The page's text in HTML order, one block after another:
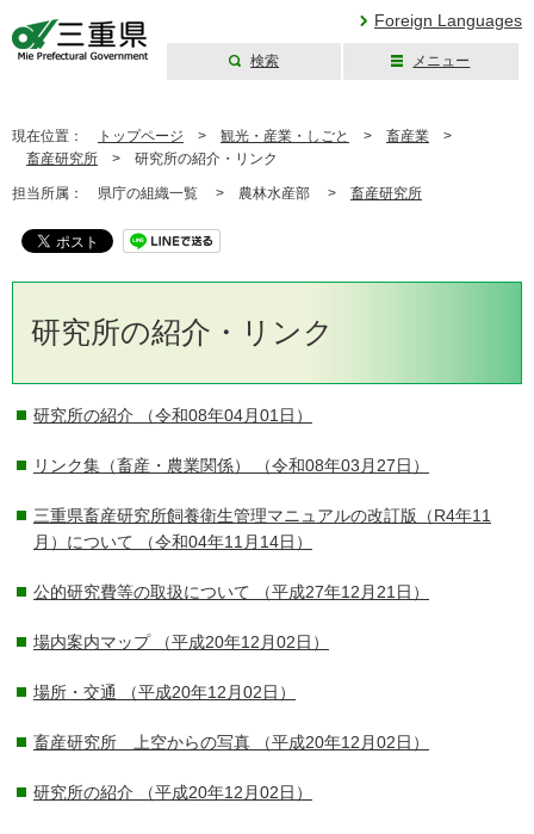
Foreign Languages
検索 メニュー
現在位置： トップページ > 観光・産業・しごと > 畜産業 >
畜産研究所 > 研究所の紹介・リンク
担当所属： 県庁の組織一覧 > 農林水産部 > 畜産研究所
研究所の紹介・リンク
研究所の紹介 （令和08年04月01日）
リンク集（畜産・農業関係） （令和08年03月27日）
三重県畜産研究所飼養衛生管理マニュアルの改訂版（R4年11
月）について （令和04年11月14日）
公的研究費等の取扱について （平成27年12月21日）
場内案内マップ（平成20年12月02日）
場所・交通 （平成20年12月02日）
畜産研究所 上空からの写真 （平成20年12月02日）
研究所の紹介 （平成20年12月02日）